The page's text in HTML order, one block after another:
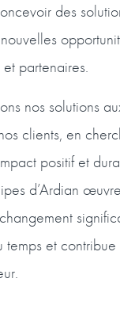
des
et partenaires.
nos solutions
clients, en
positif et
d’Ardian
temps et